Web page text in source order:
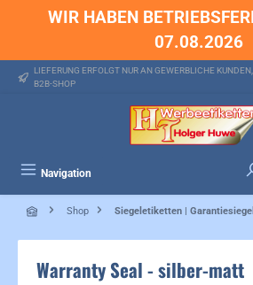
springenWIR HABEN
07.08.2026
LIEFERUNG ERFOLGT NUR AN GEWERBLICHE
B2B-SHOP
Navigation
Shop Siegeletiketten | Garantiesiegel
Warranty Seal - silber-matt